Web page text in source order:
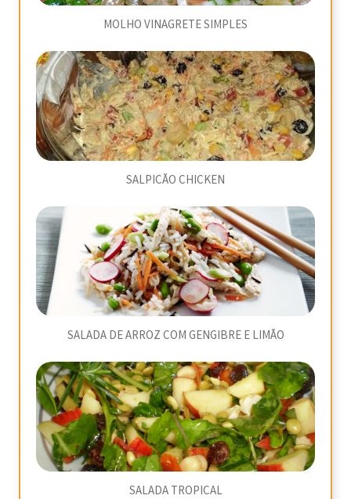
MOLHO VINAGRETE SIMPLES
SALPICÃO CHICKEN
SALADA DE ARROZ COM GENGIBRE E LIMÃO
SALADA TROPICAL